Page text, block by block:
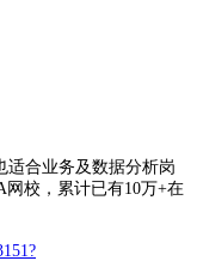
适合业务及数据分析岗
校，累计已有10万+在